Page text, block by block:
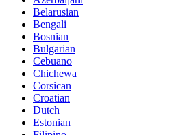
Belarusian
Bengali
Bosnian
Bulgarian
Cebuano
Chichewa
Corsican
Croatian
Dutch
Estonian